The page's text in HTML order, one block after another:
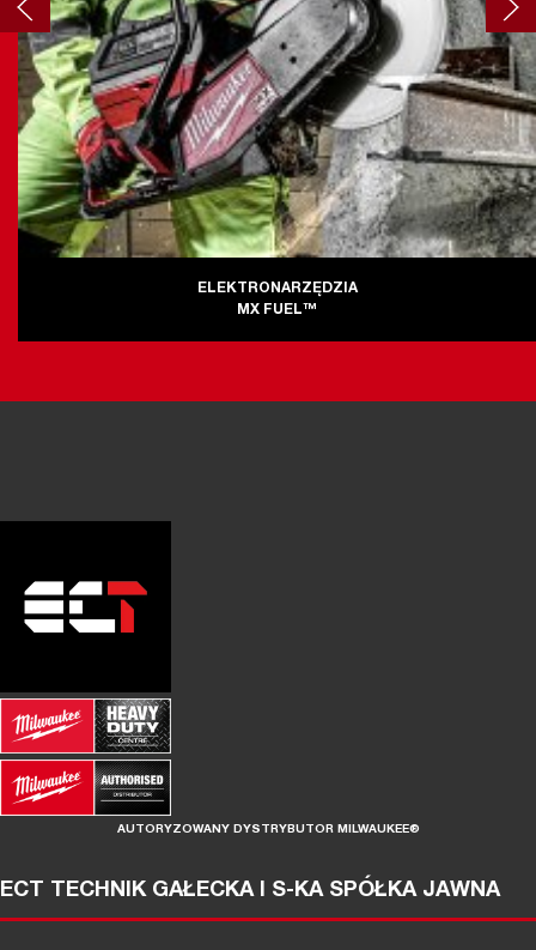
ELEKTRONARZĘDZIA
MX FUEL™
AUTORYZOWANY DYSTRYBUTOR MILWAUKEE®
ECT TECHNIK GAŁECKA I S-KA SPÓŁKA JAWNA